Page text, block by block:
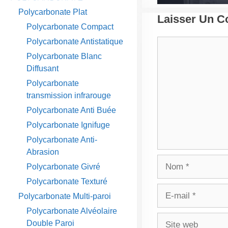
Laisser Un
Polycarbonate Plat
Polycarbonate Compact
Polycarbonate Antistatique
Polycarbonate Blanc
Diffusant
Polycarbonate
transmission infrarouge
Polycarbonate Anti Buée
Polycarbonate Ignifuge
Polycarbonate Anti-
Abrasion
Polycarbonate Givré
Polycarbonate Texturé
Polycarbonate Multi-paroi
Polycarbonate Alvéolaire
Double Paroi